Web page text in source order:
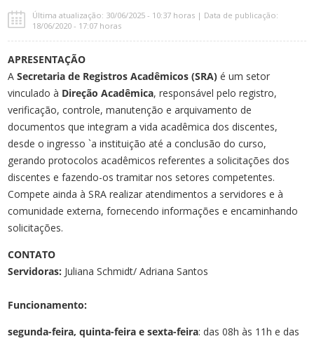
Última atualização: 30/06/2025 - 10:37 horas | Data de publicação:
18/06/2020 - 17:07 horas
APRESENTAÇÃO
ASecretaria de Registros Acadêmicos (SRA) é um setor
vinculado à Direção Acadêmica, responsável pelo registro,
verificação, controle, manutenção e arquivamento de
documentos que integram a vida acadêmica dos discentes,
desde o ingresso `a instituição até a conclusão do curso,
gerando protocolos acadêmicos referentes a solicitações dos
discentes e fazendo-os tramitar nos setores competentes.
Compete ainda à SRA realizar atendimentos a servidores e à
comunidade externa, fornecendo informações e encaminhando
solicitações.
CONTATO
Servidoras: Juliana Schmidt/ Adriana Santos
Funcionamento:
segunda-feira, quinta-feira e sexta-feira: das 08h às 11h e das